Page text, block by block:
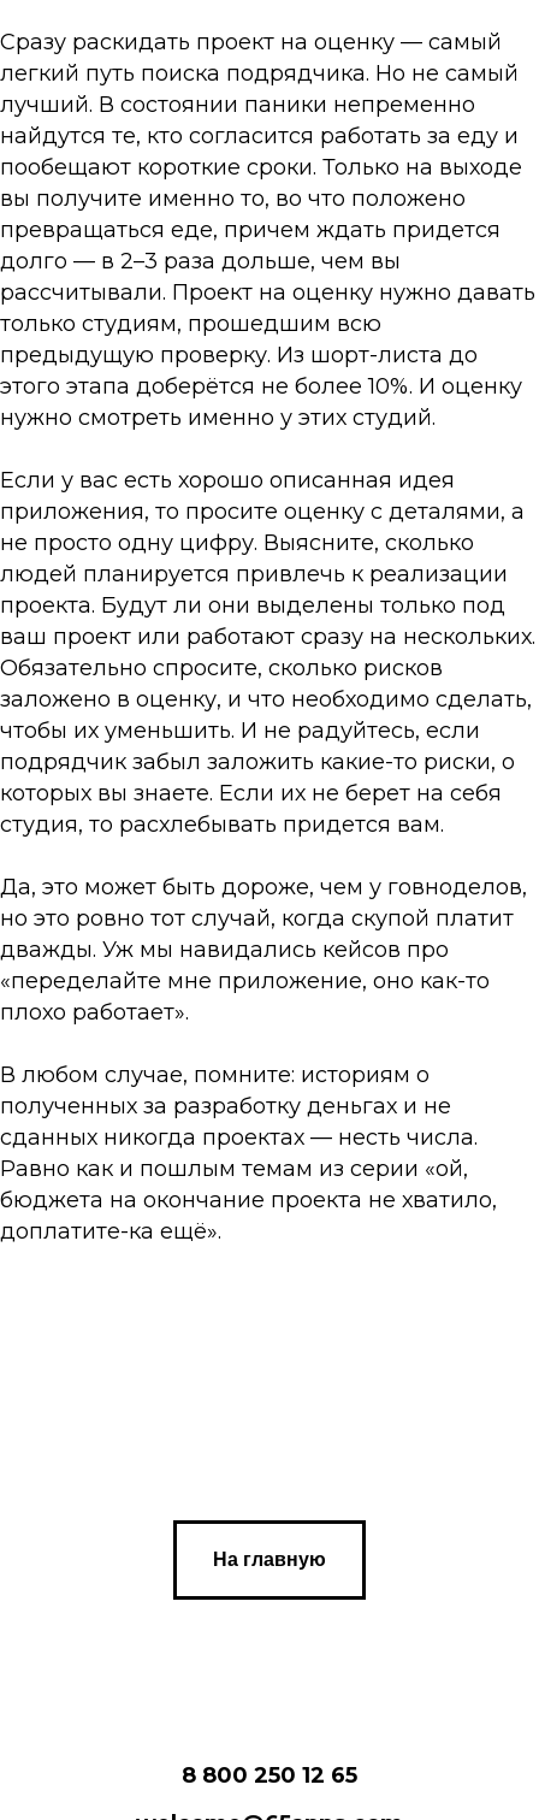
Сразу раскидать проект на оценку — самый
легкий путь поиска подрядчика. Но не самый
лучший. В состоянии паники непременно
найдутся те, кто согласится работать за еду и
пообещают короткие сроки. Только на выходе
вы получите именно то, во что положено
превращаться еде, причем ждать придется
долго — в 2–3 раза дольше, чем вы
рассчитывали. Проект на оценку нужно давать
только студиям, прошедшим всю
предыдущую проверку. Из шорт-листа до
этого этапа доберётся не более 10%. И оценку
нужно смотреть именно у этих студий.
Если у вас есть хорошо описанная идея
приложения, то просите оценку с деталями, а
не просто одну цифру. Выясните, сколько
людей планируется привлечь к реализации
проекта. Будут ли они выделены только под
ваш проект или работают сразу на нескольких.
Обязательно спросите, сколько рисков
заложено в оценку, и что необходимо сделать,
чтобы их уменьшить. И не радуйтесь, если
подрядчик забыл заложить какие-то риски, о
которых вы знаете. Если их не берет на себя
студия, то расхлебывать придется вам.
Да, это может быть дороже, чем у говноделов,
но это ровно тот случай, когда скупой платит
дважды. Уж мы навидались кейсов про
«переделайте мне приложение, оно как-то
плохо работает».
В любом случае, помните: историям о
полученных за разработку деньгах и не
сданных никогда проектах — несть числа.
Равно как и пошлым темам из серии «ой,
бюджета на окончание проекта не хватило,
доплатите-ка ещё».
На главную
8 800 250 12 65